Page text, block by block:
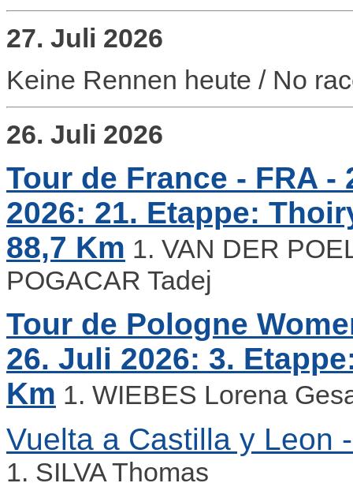
27. Juli 2026
Keine Rennen heute / No
26. Juli 2026
Tour de France - FRA -
2026: 21. Etappe:
88,7 Km 1. VAN DER
POGACAR Tadej
Tour de Pologne
26. Juli 2026: 3.
Km 1. WIEBES Lorena
Vuelta a Castilla y Leon
1. SILVA Thomas